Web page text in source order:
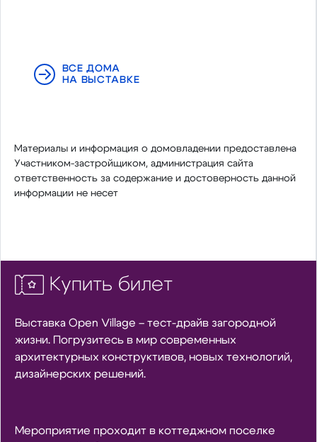
ВСЕ ДОМА
НА ВЫСТАВКЕ
Материалы и информация о домовладении предоставлена
Участником-застройщиком, администрация сайта
ответственность за содержание и достоверность данной
информации не несет
Купить билет
Выставка Open Village – тест-драйв загородной
жизни. Погрузитесь в мир современных
архитектурных конструктивов, новых технологий,
дизайнерских решений.
Мероприятие проходит в коттеджном поселке